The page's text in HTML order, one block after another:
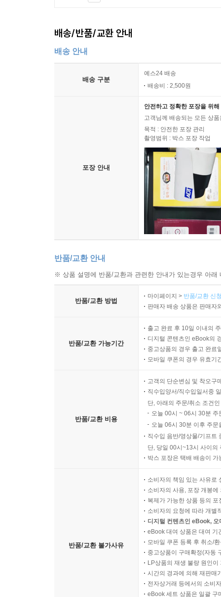
배송/반품/교환 안내
배송 안내
배송 구분
예스24 배송
배송비 : 2,500원
포장 안내
안전하고 정확한 포장을 위
고객님께 배송되는 모든 상
목적 : 안전한 포장 관리
촬영범위 : 박스 포장 작업
반품/교환 안내
※ 상품 설명에 반품/교환과 관련한 안내가 있는경우 아
반품/교환 방법
마이페이지 > 반품/교환 신
판매자 배송 상품은 판매자
반품/교환 가능기간
출고 완료 후 10일 이내의
디지털 콘텐츠인 eBook의
중고상품의 경우 출고 완료
모바일 쿠폰의 경우 유효기
반품/교환 비용
고객의 단순변심 및 착오구
직수입양서/직수입일서중
단, 아래의 주문/취소 조건
오늘 00시 ~ 06시 30분
오늘 06시 30분 이후 주
직수입 음반/영상물/기프트
단, 당일 00시~13시 사이의
박스 포장은 택배 배송이
반품/교환 불가사유
소비자의 책임 있는 사유로
소비자의 사용, 포장 개봉
복제가 가능한 상품 등의
소비자의 요청에 따라 개별
디지털 컨텐츠인 eBook,
eBook 대여 상품은 대여 기
모바일 쿠폰 등록 후 취소/
중고상품이 구매확정(자동
LP상품의 재생 불량 원인
시간의 경과에 의해 재판매
전자상거래 등에서의 소비
eBook 세트 상품은 일괄 구